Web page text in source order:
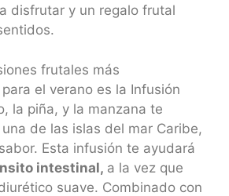
disfrutar y un regalo frutal
frutales más
el verano es la Infusión
la piña, y la manzana te
de las islas del mar Caribe,
Esta infusión te ayudará
intestinal, a la vez que
suave. Combinado con